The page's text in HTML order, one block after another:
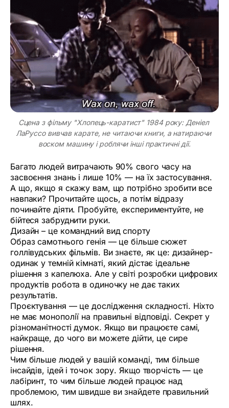
Сцена з фільму "Хлопець-каратист" 1984 року: Деніел
ЛаРуссо вивчав карате, не читаючи книги, а натираючи
воском машину і роблячи інші практичні дії.
Багато людей витрачають 90% свого часу на
засвоєння знань і лише 10% — на їх застосування.
А що, якщо я скажу вам, що потрібно зробити все
навпаки? Прочитайте щось, а потім відразу
починайте діяти. Пробуйте, експериментуйте, не
бійтеся забруднити руки.
Дизайн – це командний вид спорту
Образ самотнього генія — це більше сюжет
голлівудських фільмів. Ви знаєте, як це: дизайнер-
одинак у темній кімнаті, який дістає ідеальне
рішення з капелюха. Але у світі розробки цифрових
продуктів робота в одиночку не дає таких
результатів.
Проєктування — це дослідження складності. Ніхто
не має монополії на правильні відповіді. Секрет у
різноманітності думок. Якщо ви працюєте самі,
найкраще, до чого ви можете дійти, це сире
рішення.
Чим більше людей у вашій команді, тим більше
інсайдів, ідей і точок зору. Якщо творчість — це
лабіринт, то чим більше людей працює над
проблемою, тим швидше ви знайдете правильний
шлях.